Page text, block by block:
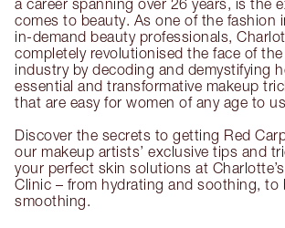
a career spanning over 26 years, is the
comes to beauty. As one of the fashion
in-demand beauty professionals,
completely revolutionised the face of
industry by decoding and demystifying
essential and transformative makeup
that are easy for women of any age to
Discover the secrets to getting Red
our makeup artists’ exclusive tips and
your perfect skin solutions at
Clinic – from hydrating and soothing, to
smoothing.